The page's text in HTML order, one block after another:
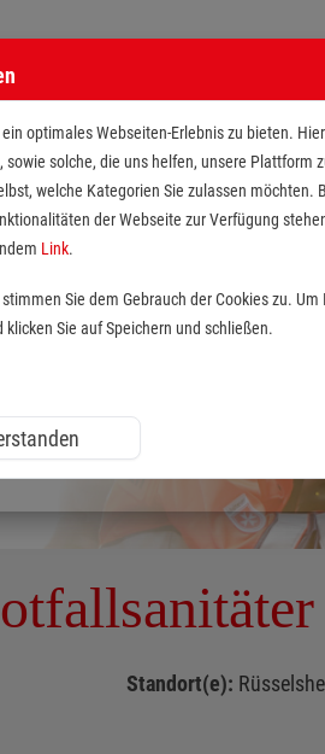
Standort(e):
optimales Webseiten-Erlebnis zu bieten.
solche, die uns helfen, unsere Plattform
welche Kategorien Sie zulassen
der Webseite zur Verfügung
Link.
Sie dem Gebrauch der Cookies zu.
Sie auf Speichern und schließen.